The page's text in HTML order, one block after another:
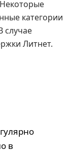
категории
случае
Литнет.
в